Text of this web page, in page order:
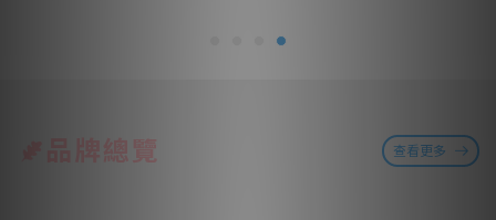
品牌總覽 查看更多